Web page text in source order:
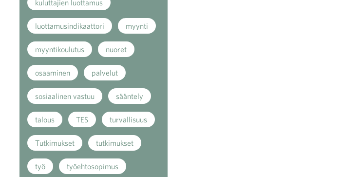
kuluttajien luottamus
luottamusindikaattori myynti
myyntikoulutus nuoret
osaaminen palvelut
sosiaalinen vastuu sääntely
talous TES turvallisuus
Tutkimukset tutkimukset
työ työehtosopimus